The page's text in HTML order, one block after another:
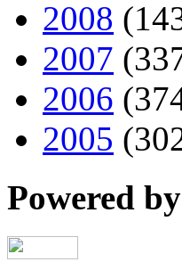
2008
2007
2006
2005
Powered by